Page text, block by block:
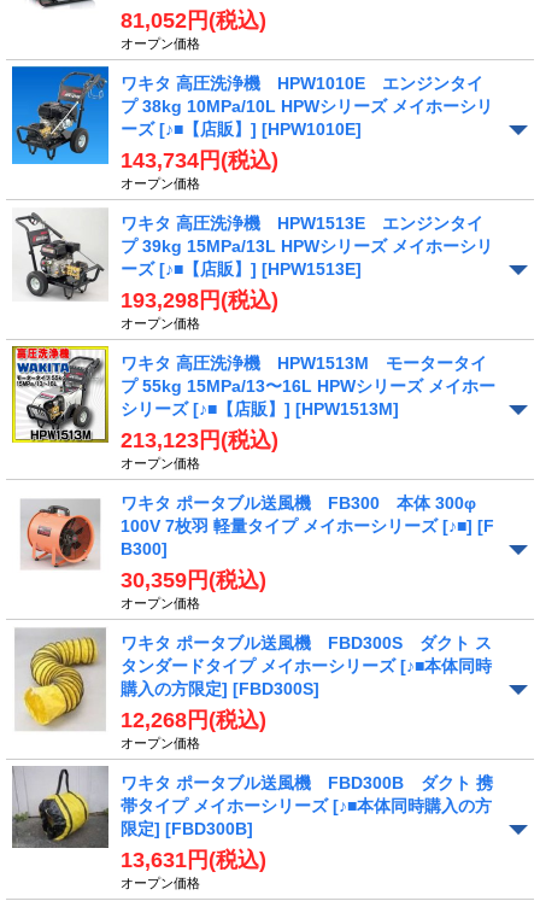
81,052円 (税込)
オープン価格
ワキタ 高圧洗浄機 HPW1010E エンジンタイ
プ 38kg 10MPa/10L HPWシリーズ メイホーシリ
ーズ [♪■【店販】] [HPW1010E]
143,734円 (税込)
オープン価格
ワキタ 高圧洗浄機 HPW1513E エンジンタイ
プ 39kg 15MPa/13L HPWシリーズ メイホーシリ
ーズ [♪■【店販】] [HPW1513E]
193,298円 (税込)
オープン価格
ワキタ 高圧洗浄機 HPW1513M モータータイ
プ 55kg 15MPa/13〜16L HPWシリーズ メイホー
シリーズ [♪■【店販】] [HPW1513M]
213,123円 (税込)
オープン価格
ワキタ ポータブル送風機 FB300 本体 300φ
100V 7枚羽 軽量タイプ メイホーシリーズ [♪■] [F
B300]
30,359円 (税込)
オープン価格
ワキタ ポータブル送風機 FBD300S ダクト ス
タンダードタイプ メイホーシリーズ [♪■本体同時
購入の方限定] [FBD300S]
12,268円 (税込)
オープン価格
ワキタ ポータブル送風機 FBD300B ダクト 携
帯タイプ メイホーシリーズ [♪■本体同時購入の方
限定] [FBD300B]
13,631円 (税込)
オープン価格